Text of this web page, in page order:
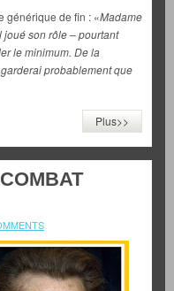
générique de fin : «Madame
son rôle – pourtant
le minimum. De la
probablement que
Plus>>